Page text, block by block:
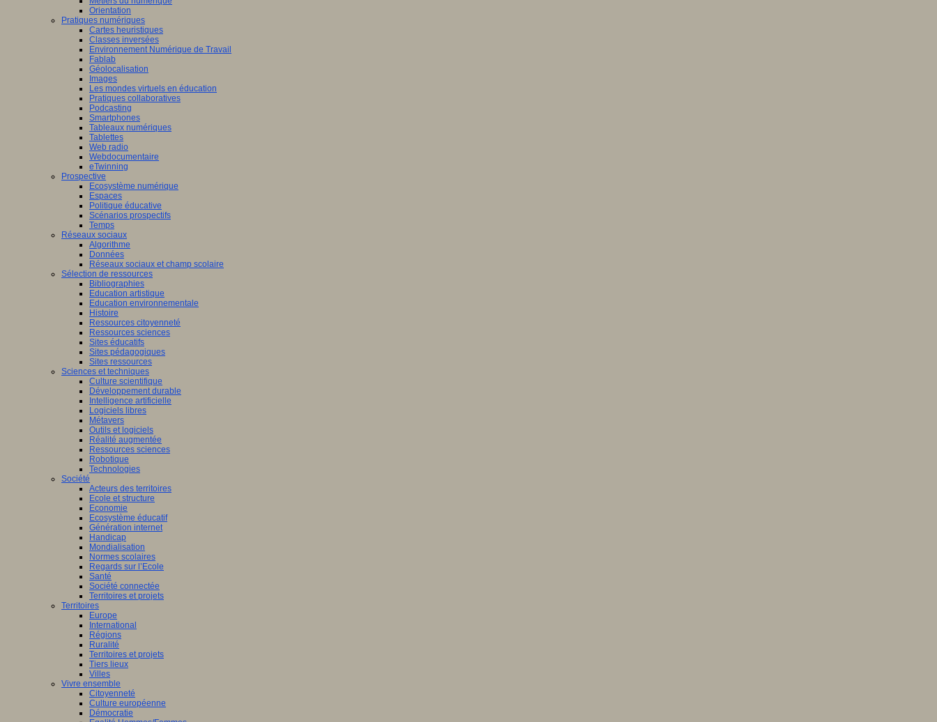
Orientation
Pratiques numériques
Cartes heuristiques
Classes inversées
Environnement Numérique de Travail
Fablab
Géolocalisation
Images
Les mondes virtuels en éducation
Pratiques collaboratives
Podcasting
Smartphones
Tableaux numériques
Tablettes
Web radio
Webdocumentaire
eTwinning
Prospective
Ecosystème numérique
Espaces
Politique éducative
Scénarios prospectifs
Temps
Réseaux sociaux
Algorithme
Données
Réseaux sociaux et champ scolaire
Sélection de ressources
Bibliographies
Education artistique
Education environnementale
Histoire
Ressources citoyenneté
Ressources sciences
Sites éducatifs
Sites pédagogiques
Sites ressources
Sciences et techniques
Culture scientifique
Développement durable
Intelligence artificielle
Logiciels libres
Métavers
Outils et logiciels
Réalité augmentée
Ressources sciences
Robotique
Technologies
Société
Acteurs des territoires
Ecole et structure
Economie
Ecosystème éducatif
Génération internet
Handicap
Mondialisation
Normes scolaires
Regards sur l’Ecole
Santé
Société connectée
Territoires et projets
Territoires
Europe
International
Régions
Ruralité
Territoires et projets
Tiers lieux
Villes
Vivre ensemble
Citoyenneté
Culture européenne
Démocratie